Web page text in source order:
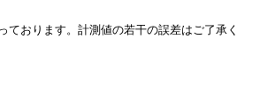
ております。計測値の若干の誤差はご了承く